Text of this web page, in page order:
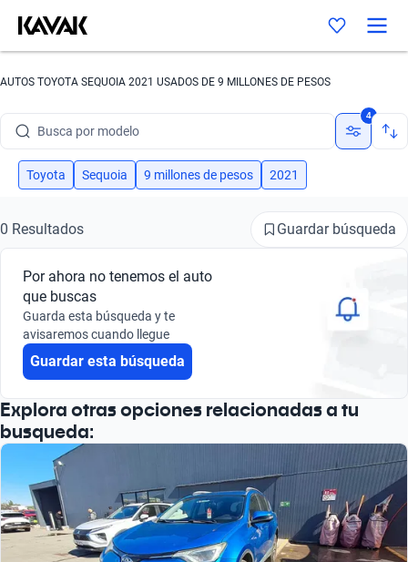
AUTOS TOYOTA SEQUOIA 2021 USADOS DE 9 MILLONES DE PESOS
Busca por marca
Busca por modelo
Busca por versión
Busca por marca
Busca por modelo
Busca por versión
4
Toyota Sequoia 9 millones de pesos 2021
0 Resultados Guardar búsqueda
Por ahora no tenemos el auto
que buscas
Guarda esta búsqueda y te
avisaremos cuando llegue
Guardar esta búsqueda
Explora otras opciones relacionadas a tu
busqueda: